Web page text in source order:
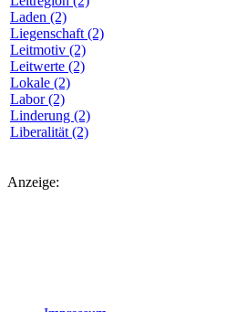
Laden (2)
Liegenschaft (2)
Leitmotiv (2)
Leitwerte (2)
Lokale (2)
Labor (2)
Linderung (2)
Liberalität (2)
Anzeige: